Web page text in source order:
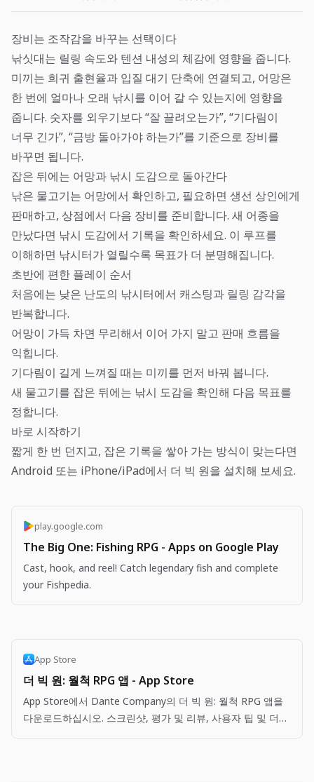
장비는 조작감을 바꾸는 선택이다
낚싯대는 릴링 속도와 텐션 내성의 체감에 영향을 줍니다.
미끼는 희귀 출현율과 입질 대기 단축에 연결되고, 어망은
한 번에 얼마나 오래 낚시를 이어 갈 수 있는지에 영향을
줍니다. 숫자를 외우기보다 “잘 끌려오는가”, “기다림이
너무 긴가”, “금방 돌아가야 하는가”를 기준으로 장비를
바꾸면 됩니다.
잡은 뒤에는 어망과 낚시 도감으로 돌아간다
낚은 물고기는 어망에서 확인하고, 필요하면 생선 상인에게
판매하고, 상점에서 다음 장비를 준비합니다. 새 어종을
만났다면 낚시 도감에서 기록을 확인하세요. 이 루프를
이해하면 낚시터가 열릴수록 목표가 더 분명해집니다.
초반에 편한 플레이 순서
처음에는 낮은 난도의 낚시터에서 캐스팅과 릴링 감각을
반복합니다.
어망이 가득 차면 무리해서 이어 가지 말고 판매 흐름을
익힙니다.
기다림이 길게 느껴질 때는 미끼를 먼저 바꿔 봅니다.
새 물고기를 잡은 뒤에는 낚시 도감을 확인해 다음 목표를
정합니다.
바로 시작하기
짧게 한 번 던지고, 잡은 기록을 쌓아 가는 방식이 맞는다면
Android 또는 iPhone/iPad에서 더 빅 원을 설치해 보세요.
play.google.com
The Big One: Fishing RPG - Apps on Google Play
Cast, hook, and reel! Catch legendary fish and complete
your Fishpedia.
App Store
더 빅 원: 월척 RPG 앱 - App Store
App Store에서 Dante Company의 더 빅 원: 월척 RPG 앱을
다운로드하십시오. 스크린샷, 평가 및 리뷰, 사용자 팁 및 더